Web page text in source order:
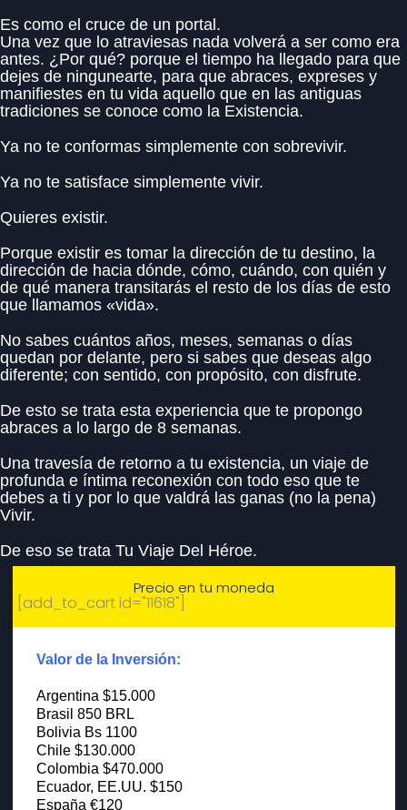
Es como el cruce de un portal.
Una vez que lo atraviesas nada volverá a ser como era
antes. ¿Por qué? porque el tiempo ha llegado para que
dejes de ningunearte, para que abraces, expreses y
manifiestes en tu vida aquello que en las antiguas
tradiciones se conoce como la Existencia.
Ya no te conformas simplemente con sobrevivir.
Ya no te satisface simplemente vivir.
Quieres existir.
Porque existir es tomar la dirección de tu destino, la
dirección de hacia dónde, cómo, cuándo, con quién y
de qué manera transitarás el resto de los días de esto
que llamamos «vida».
No sabes cuántos años, meses, semanas o días
quedan por delante, pero si sabes que deseas algo
diferente; con sentido, con propósito, con disfrute.
De esto se trata esta experiencia que te propongo
abraces a lo largo de 8 semanas.
Una travesía de retorno a tu existencia, un viaje de
profunda e íntima reconexión con todo eso que te
debes a ti y por lo que valdrá las ganas (no la pena)
Vivir.
De eso se trata Tu Viaje Del Héroe.
Precio en tu moneda
[add_to_cart id="11618"]
Valor de la Inversión:
Argentina $15.000
Brasil 850 BRL
Bolivia Bs 1100
Chile $130.000
Colombia $470.000
Ecuador, EE.UU. $150
España €120